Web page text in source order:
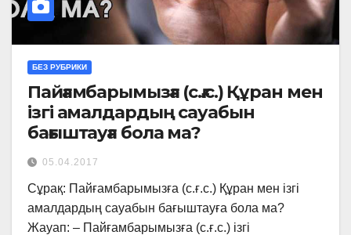
БЕЗ РУБРИКИ
Пайғамбарымызға (с.ғ.с.) Құран мен
ізгі амалдардың сауабын
бағыштауға бола ма?
05.04.2017
Сұрақ: Пайғамбарымызға (с.ғ.с.) Құран мен ізгі
амалдардың сауабын бағыштауға бола ма?
Жауап: – Пайғамбарымызға (с.ғ.с.) ізгі